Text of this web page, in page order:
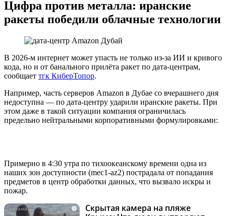
Цифра против металла: иранские
ракеты победили облачные технологии
В 2026-м интернет может упасть не только из-за ИИ и кривого
кода, но и от банального прилёта ракет по дата-центрам,
сообщает тгк КиберТопор.
Например, часть серверов Amazon в Дубае со вчерашнего дня
недоступна — по дата-центру ударили иранские ракеты. При
этом даже в такой ситуации компания ограничилась
предельно нейтральными корпоративными формулировками:
Примерно в 4:30 утра по тихоокеанскому времени одна из
наших зон доступности (mec1-az2) пострадала от попадания
предметов в центр обработки данных, что вызвало искры и
пожар.
i
Скрытая камера на пляже